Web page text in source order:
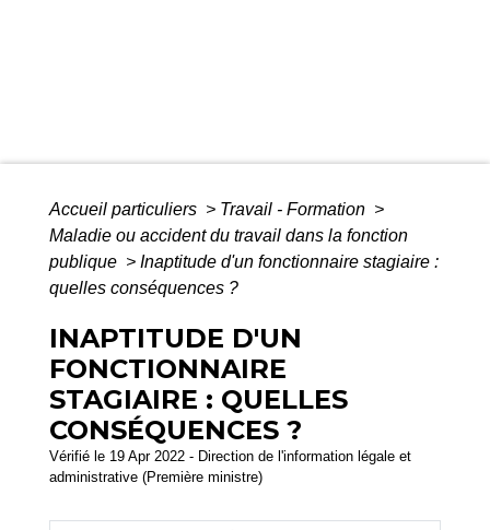
Accueil particuliers > Travail - Formation >
Maladie ou accident du travail dans la fonction
publique > Inaptitude d'un fonctionnaire stagiaire :
quelles conséquences ?
INAPTITUDE D'UN
FONCTIONNAIRE
STAGIAIRE : QUELLES
CONSÉQUENCES ?
Vérifié le 19 Apr 2022 - Direction de l'information légale et
administrative (Première ministre)